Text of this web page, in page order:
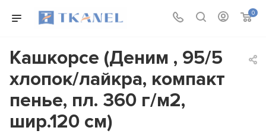
0
Кашкорсе (Деним , 95/5
хлопок/лайкра, компакт
пенье, пл. 360 г/м2,
шир.120 см)